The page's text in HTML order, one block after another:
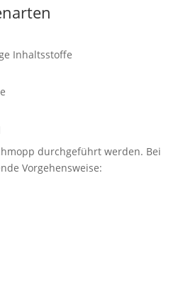
Inhaltsstoffe
durchgeführt werden. Bei
Vorgehensweise: